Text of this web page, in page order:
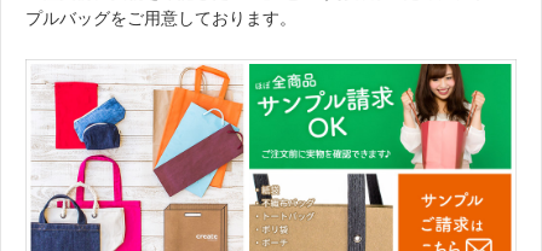
プルバッグをご用意しております。